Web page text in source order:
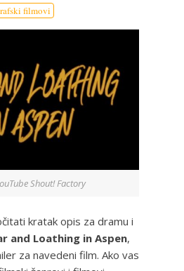
filmovi
Shout! Factory
kratak opis za dramu i
and Loathing in Aspen,
za navedeni film. Ako vas